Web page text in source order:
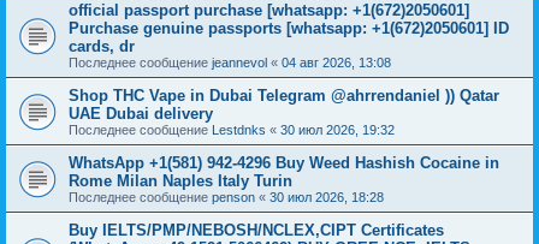
official passport purchase [whatsapp: +1(672)2050601]
Purchase genuine passports [whatsapp: +1(672)2050601] ID
cards, dr
Последнее сообщение jeannevol « 04 авг 2026, 13:08
Shop THC Vape in Dubai Telegram @ahrrendaniel )) Qatar
UAE Dubai delivery
Последнее сообщение Lestdnks « 30 июл 2026, 19:32
WhatsApp +1(581) 942-4296 Buy Weed Hashish Cocaine in
Rome Milan Naples Italy Turin
Последнее сообщение penson « 30 июл 2026, 18:28
Buy IELTS/PMP/NEBOSH/NCLEX,CIPT Certificates